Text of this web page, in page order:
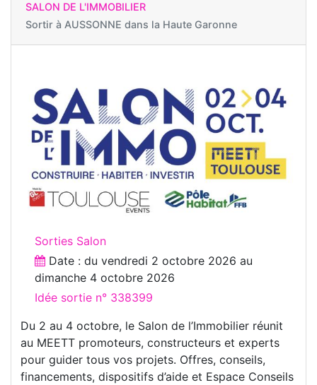
SALON DE L'IMMOBILIER
Sortir à AUSSONNE dans la Haute Garonne
Sorties Salon
Date : du vendredi 2 octobre 2026 au
dimanche 4 octobre 2026
Idée sortie n° 338399
Du 2 au 4 octobre, le Salon de l’Immobilier réunit
au MEETT promoteurs, constructeurs et experts
pour guider tous vos projets. Offres, conseils,
financements, dispositifs d’aide et Espace Conseils